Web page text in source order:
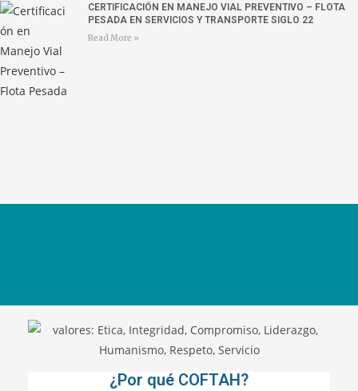
CERTIFICACIÓN EN MANEJO VIAL PREVENTIVO – FLOTA
PESADA EN SERVICIOS Y TRANSPORTE SIGLO 22
Read More »
¿Por qué COFTAH?